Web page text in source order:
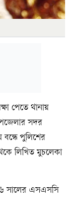
পেতে থানায়
সদর
বন্ধে পুলিশের
লিখিত মুচলেকা
সালের এসএসসি